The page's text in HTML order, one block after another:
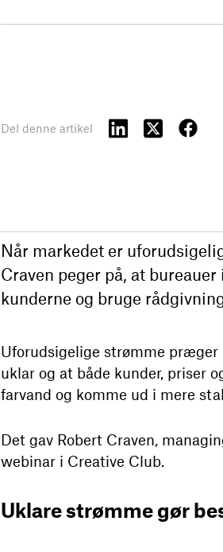
Del denne artikel
Når markedet er
Craven peger på, at
kunderne og bruge
Uforudsigelige strømme præger
uklar og at både kunder, priser
farvand og komme ud i mere
Det gav Robert Craven,
webinar i Creative Club.
Uklare strømme gør